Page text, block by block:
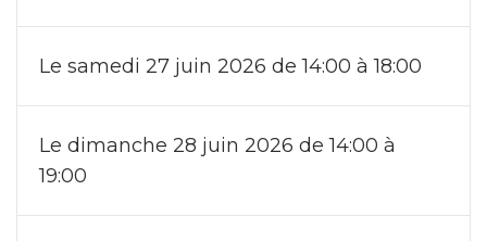
Le samedi 27 juin 2026 de 14:00 à 18:00
Le dimanche 28 juin 2026 de 14:00 à
19:00